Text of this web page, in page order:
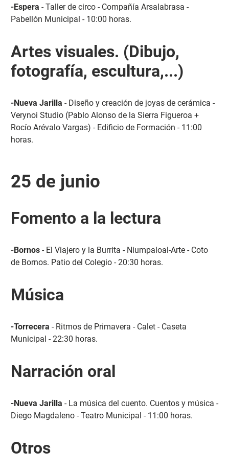
-Espera - Taller de circo - Compañía Arsalabrasa -
Pabellón Municipal - 10:00 horas.
Artes visuales. (Dibujo,
fotografía, escultura,...)
-Nueva Jarilla - Diseño y creación de joyas de cerámica -
Verynoi Studio (Pablo Alonso de la Sierra Figueroa +
Rocío Arévalo Vargas) - Edificio de Formación - 11:00
horas.
25 de junio
Fomento a la lectura
-Bornos- El Viajero y la Burrita - Niumpaloal-Arte - Coto
de Bornos. Patio del Colegio - 20:30 horas.
Música
-Torrecera - Ritmos de Primavera - Calet - Caseta
Municipal - 22:30 horas.
Narración oral
-Nueva Jarilla - La música del cuento. Cuentos y música -
Diego Magdaleno - Teatro Municipal - 11:00 horas.
Otros